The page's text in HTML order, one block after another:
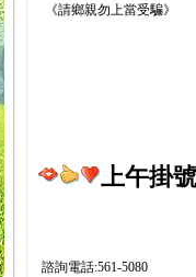
《請鄉親勿上當受騙》
上午掛
諮詢電話:561-5080